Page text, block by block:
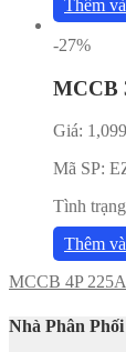
Thêm
-27%
MCCB
Giá:
Mã SP:
Tình
Thêm
MCCB 4P
Nhà Phân Phối